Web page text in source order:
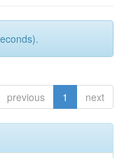
previous 1 next